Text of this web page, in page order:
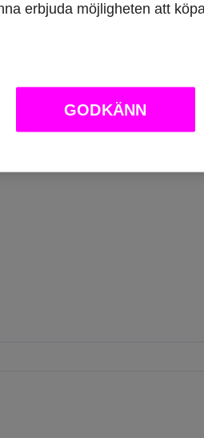
erbjuda möjligheten att
GODKÄNN